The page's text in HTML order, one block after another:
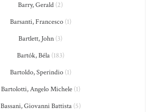
Barry, Gerald (2)
Barsanti, Francesco(1)
Bartlett, John (3)
Bartók, Béla(183)
Bartoldo, Sperindio(1)
Bartolotti, Angelo Michele(1)
Bassani, Giovanni Battista(5)